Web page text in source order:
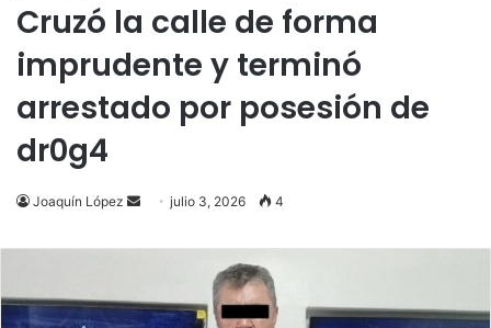
Cruzó la calle de forma
imprudente y terminó
arrestado por posesión de
dr0g4
Joaquín López
Send
email
julio 3, 2026 4